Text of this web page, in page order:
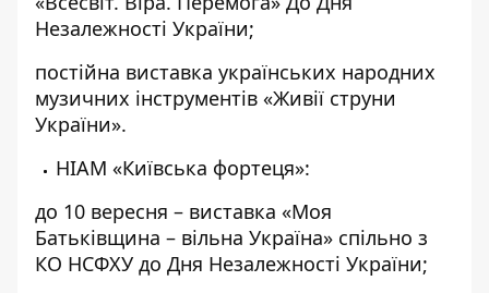
Незалежності України;
постійна виставка українських народних
музичних інструментів «Живії струни
України».
НІАМ «Київська фортеця»:
до 10 вересня – виставка «Моя
Батьківщина – вільна Україна» спільно з
КО НСФХУ до Дня Незалежності України;